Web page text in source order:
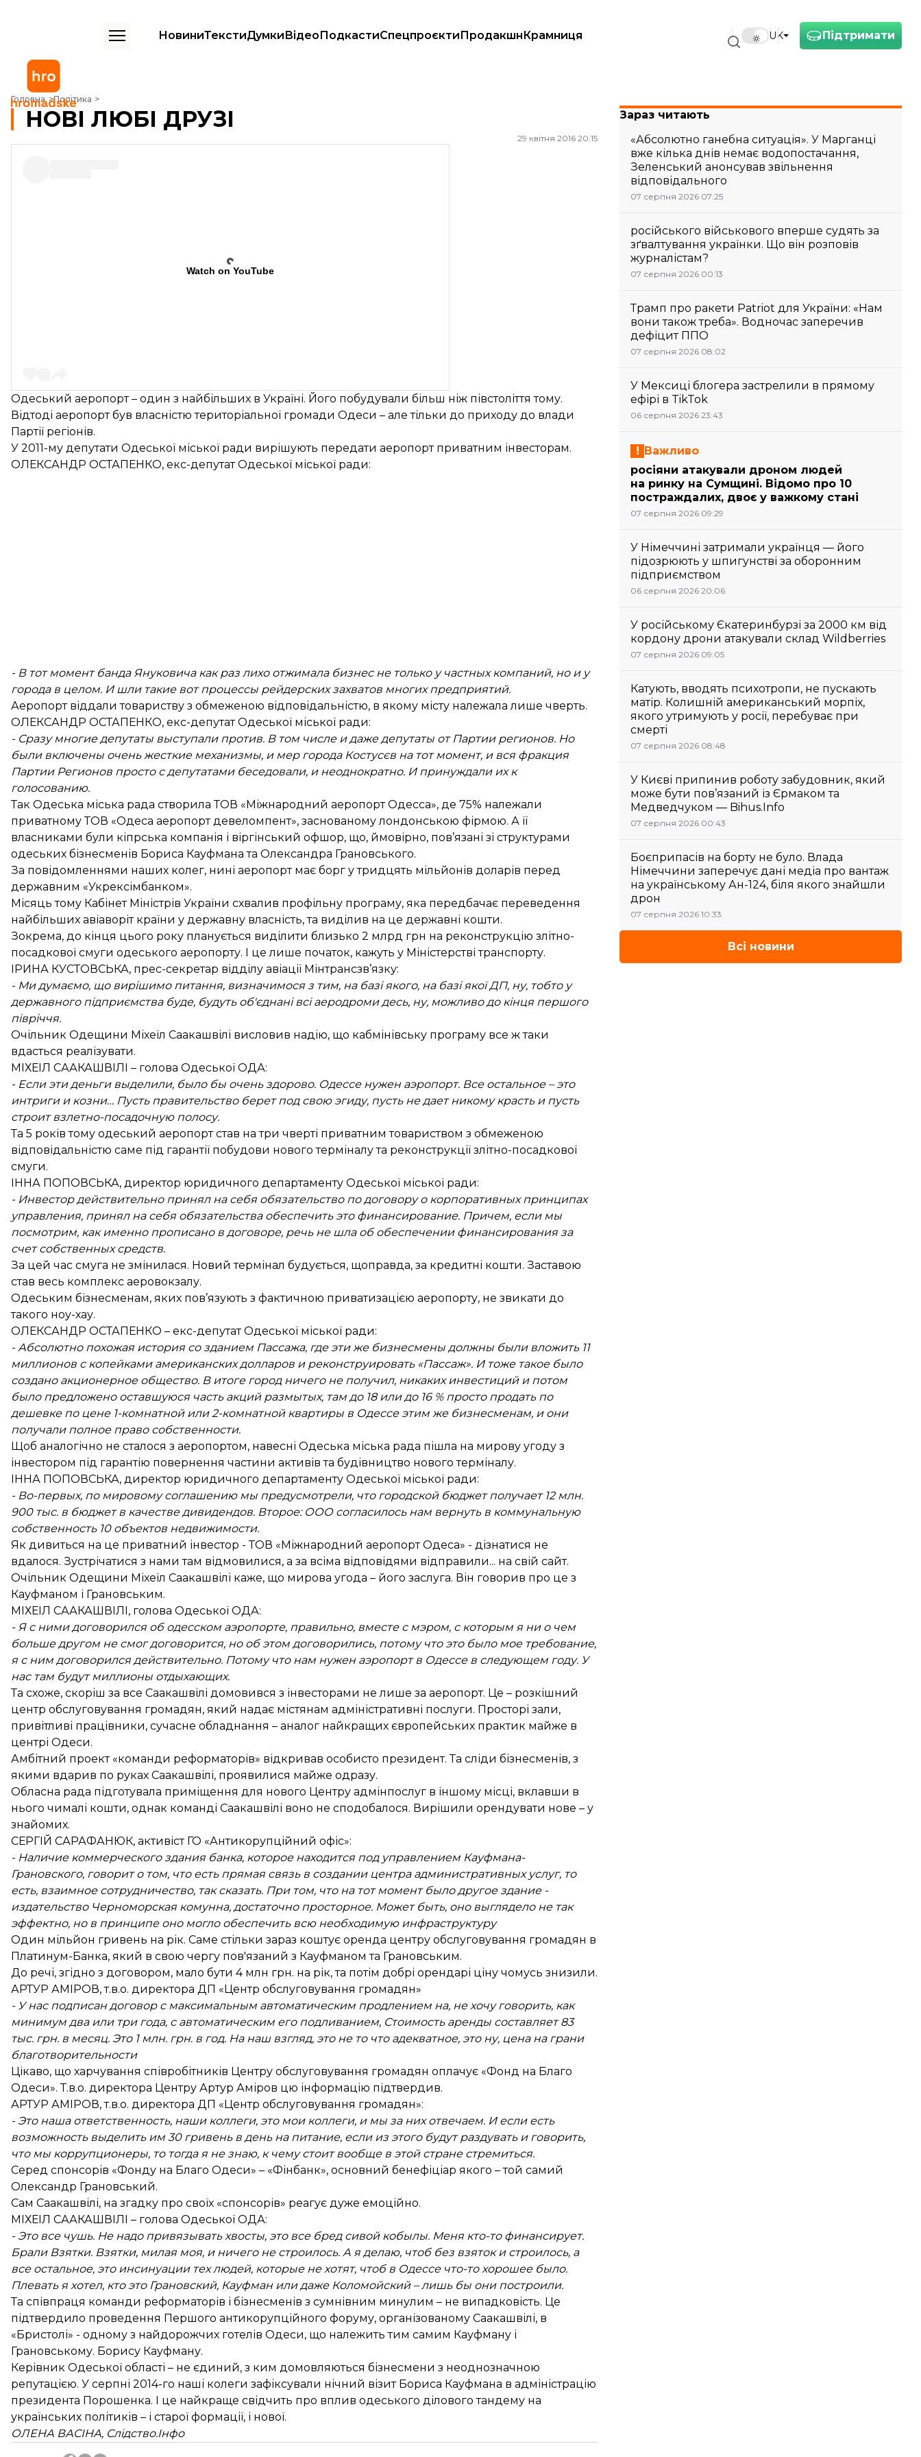
Підтримати
UK
НовиниТекстиДумкиВідеоПодкастиСпецпроєктиПродакшнКрамниця
Головна Політика
НОВІ ЛЮБІ ДРУЗІ
НОВІ ЛЮБІ ДРУЗІ
29 квітня 2016 20:15
Watch on YouTube
Одеський аеропорт – один з найбільших в Україні. Його побудували більш ніж півстоліття тому.
Відтоді аеропорт був власністю територіальної громади Одеси – але тільки до приходу до влади
Партії регіонів.
У 2011-му депутати Одеської міської ради вирішують передати аеропорт приватним інвесторам.
ОЛЕКСАНДР ОСТАПЕНКО, екс-депутат Одеської міської ради:
- В тот момент банда Януковича как раз лихо отжимала бизнес не только у частных компаний, но и у
города в целом. И шли такие вот процессы рейдерских захватов многих предприятий.
Аеропорт віддали товариству з обмеженою відповідальністю, в якому місту належала лише чверть.
ОЛЕКСАНДР ОСТАПЕНКО, екс-депутат Одеської міської ради:
- Сразу многие депутаты выступали против. В том числе и даже депутаты от Партии регионов. Но
были включены очень жесткие механизмы, и мер города Костусєв на тот момент, и вся фракция
Партии Регионов просто с депутатами беседовали, и неоднократно. И принуждали их к
голосованию.
Так Одеська міська рада створила ТОВ «Міжнародний аеропорт Одесса», де 75% належали
приватному ТОВ «Одеса аеропорт девеломпент», заснованому лондонською фірмою. А її
власниками були кіпрська компанія і віргінський офшор, що, ймовірно, пов’язані зі структурами
одеських бізнесменів Бориса Кауфмана та Олександра Грановського.
За повідомленнями наших колег, нині аеропорт має борг у тридцять мільйонів доларів перед
державним «Укрексімбанком».
Місяць тому Кабінет Міністрів України схвалив профільну програму, яка передбачає переведення
найбільших авіаворіт країни у державну власність, та виділив на це державні кошти.
Зокрема, до кінця цього року планується виділити близько 2 млрд грн на реконструкцію злітно-
посадкової смуги одеського аеропорту. І це лише початок, кажуть у Міністерстві транспорту.
ІРИНА КУСТОВСЬКА, прес-секретар відділу авіації Мінтрансзв’язку:
- Ми думаємо, що вирішимо питання, визначимося з тим, на базі якого, на базі якої ДП, ну, тобто у
державного підприємства буде, будуть об'єднані всі аеродроми десь, ну, можливо до кінця першого
півріччя.
Очільник Одещини Міхеїл Саакашвілі висловив надію, що кабмінівську програму все ж таки
вдасться реалізувати.
МІХЕІЛ СААКАШВІЛІ – голова Одеської ОДА:
- Если эти деньги выделили, было бы очень здорово. Одессе нужен аэропорт. Все остальное – это
интриги и козни… Пусть правительство берет под свою эгиду, пусть не дает никому красть и пусть
строит взлетно-посадочную полосу.
Та 5 років тому одеський аеропорт став на три чверті приватним товариством з обмеженою
відповідальністю саме під гарантії побудови нового терміналу та реконструкції злітно-посадкової
смуги.
ІННА ПОПОВСЬКА, директор юридичного департаменту Одеської міської ради:
- Инвестор действительно принял на себя обязательство по договору о корпоративных принципах
управления, принял на себя обязательства обеспечить это финансирование. Причем, если мы
посмотрим, как именно прописано в договоре, речь не шла об обеспечении финансирования за
счет собственных средств.
За цей час смуга не змінилася. Новий термінал будується, щоправда, за кредитні кошти. Заставою
став весь комплекс аеровокзалу.
Одеським бізнесменам, яких пов’язують з фактичною приватизацією аеропорту, не звикати до
такого ноу-хау.
ОЛЕКСАНДР ОСТАПЕНКО – екс-депутат Одеської міської ради:
- Абсолютно похожая история со зданием Пассажа, где эти же бизнесмены должны были вложить 11
миллионов с копейками американских долларов и реконструировать «Пассаж». И тоже такое было
создано акционерное общество. В итоге город ничего не получил, никаких инвестиций и потом
было предложено оставшуюся часть акций размытых, там до 18 или до 16 % просто продать по
дешевке по цене 1-комнатной или 2-комнатной квартиры в Одессе этим же бизнесменам, и они
получали полное право собственности.
Щоб аналогічно не сталося з аеропортом, навесні Одеська міська рада пішла на мирову угоду з
інвестором під гарантію повернення частини активів та будівництво нового терміналу.
ІННА ПОПОВСЬКА, директор юридичного департаменту Одеської міської ради:
- Во-первых, по мировому соглашению мы предусмотрели, что городской бюджет получает 12 млн.
900 тыс. в бюджет в качестве дивидендов. Второе: ООО согласилось нам вернуть в коммунальную
собственность 10 объектов недвижимости.
Як дивиться на це приватний інвестор - ТОВ «Міжнародний аеропорт Одеса» - дізнатися не
вдалося. Зустрічатися з нами там відмовилися, а за всіма відповідями відправили... на свій сайт.
Очільник Одещини Міхеїл Саакашвілі каже, що мирова угода – його заслуга. Він говорив про це з
Кауфманом і Грановським.
МІХЕІЛ СААКАШВІЛІ, голова Одеської ОДА:
- Я с ними договорился об одесском аэропорте, правильно, вместе с мэром, с которым я ни о чем
больше другом не смог договорится, но об этом договорились, потому что это было мое требование,
я с ним договорился действительно. Потому что нам нужен аэропорт в Одессе в следующем году. У
нас там будут миллионы отдыхающих.
Та схоже, скоріш за все Саакашвілі домовився з інвесторами не лише за аеропорт. Це – розкішний
центр обслуговування громадян, який надає містянам адміністративні послуги. Просторі зали,
привітливі працівники, сучасне обладнання – аналог найкращих європейських практик майже в
центрі Одеси.
Амбітний проект «команди реформаторів» відкривав особисто президент. Та сліди бізнесменів, з
якими вдарив по руках Саакашвілі, проявилися майже одразу.
Обласна рада підготувала приміщення для нового Центру адмінпослуг в іншому місці, вклавши в
нього чималі кошти, однак команді Саакашвілі воно не сподобалося. Вирішили орендувати нове – у
знайомих.
СЕРГІЙ САРАФАНЮК, активіст ГО «Антикорупційний офіс»:
- Наличие коммерческого здания банка, которое находится под управлением Кауфмана-
Грановского, говорит о том, что есть прямая связь в создании центра административных услуг, то
есть, взаимное сотрудничество, так сказать. При том, что на тот момент было другое здание -
издательство Черноморская комунна, достаточно просторное. Может быть, оно выглядело не так
эффектно, но в принципе оно могло обеспечить всю необходимую инфраструктуру
Один мільйон гривень на рік. Саме стільки зараз коштує оренда центру обслуговування громадян в
Платинум-Банка, який в свою чергу пов'язаний з Кауфманом та Грановським.
До речі, згідно з договором, мало бути 4 млн грн. на рік, та потім добрі орендарі ціну чомусь знизили.
АРТУР АМІРОВ, т.в.о. директора ДП «Центр обслуговування громадян»
- У нас подписан договор с максимальным автоматическим продлением на, не хочу говорить, как
минимум два или три года, с автоматическим его подливанием, Стоимость аренды составляет 83
тыс. грн. в месяц. Это 1 млн. грн. в год. На наш взгляд, это не то что адекватное, это ну, цена на грани
благотворительности
Цікаво, що харчування співробітників Центру обслуговування громадян оплачує «Фонд на Благо
Одеси». Т.в.о. директора Центру Артур Аміров цю інформацію підтвердив.
АРТУР АМІРОВ, т.в.о. директора ДП «Центр обслуговування громадян»:
- Это наша ответственность, наши коллеги, это мои коллеги, и мы за них отвечаем. И если есть
возможность выделить им 30 гривень в день на питание, если из этого будут раздувать и говорить,
что мы коррупционеры, то тогда я не знаю, к чему стоит вообще в этой стране стремиться.
Серед спонсорів «Фонду на Благо Одеси» – «Фінбанк», основний бенефіціар якого – той самий
Олександр Грановський.
Сам Саакашвілі, на згадку про своїх «спонсорів» реагує дуже емоційно.
МІХЕІЛ СААКАШВІЛІ – голова Одеської ОДА:
- Это все чушь. Не надо привязывать хвосты, это все бред сивой кобылы. Меня кто-то финансирует.
Брали Взятки. Взятки, милая моя, и ничего не строилось. А я делаю, чтоб без взяток и строилось, а
все остальное, это инсинуации тех людей, которые не хотят, чтоб в Одессе что-то хорошее было.
Плевать я хотел, кто это Грановский, Кауфман или даже Коломойский – лишь бы они построили.
Та співпраця команди реформаторів і бізнесменів з сумнівним минулим – не випадковість. Це
підтвердило проведення Першого антикорупційного форуму, організованому Саакашвілі, в
«Бристолі» - одному з найдорожчих готелів Одеси, що належить тим самим Кауфману і
Грановському. Борису Кауфману.
Керівник Одеської області – не єдиний, з ким домовляються бізнесмени з неоднозначною
репутацією. У серпні 2014-го наші колеги зафіксували нічний візит Бориса Кауфмана в адміністрацію
президента Порошенка. І це найкраще свідчить про вплив одеського ділового тандему на
українських політиків – і старої формації, і нової.
ОЛЕНА ВАСІНА, Слідство.Інфо
Зараз читають
«Абсолютно ганебна ситуація». У Марганці
вже кілька днів немає водопостачання,
Зеленський анонсував звільнення
відповідального
07 серпня 2026 07:25
російського військового вперше судять за
зґвалтування українки. Що він розповів
журналістам?
07 серпня 2026 00:13
Трамп про ракети Patriot для України: «Нам
вони також треба». Водночас заперечив
дефіцит ППО
07 серпня 2026 08:02
У Мексиці блогера застрелили в прямому
ефірі в TikTok
06 серпня 2026 23:43
Важливо
росіяни атакували дроном людей
на ринку на Сумщині. Відомо про 10
постраждалих, двоє у важкому стані
07 серпня 2026 09:29
У Німеччині затримали українця — його
підозрюють у шпигунстві за оборонним
підприємством
06 серпня 2026 20:06
У російському Єкатеринбурзі за 2000 км від
кордону дрони атакували склад Wildberries
07 серпня 2026 09:05
Катують, вводять психотропи, не пускають
матір. Колишній американський морпіх,
якого утримують у росії, перебуває при
смерті
07 серпня 2026 08:48
У Києві припинив роботу забудовник, який
може бути пов’язаний із Єрмаком та
Медведчуком — Bihus.Info
07 серпня 2026 00:43
Боєприпасів на борту не було. Влада
Німеччини заперечує дані медіа про вантаж
на українському Ан-124, біля якого знайшли
дрон
07 серпня 2026 10:33
Всі новини